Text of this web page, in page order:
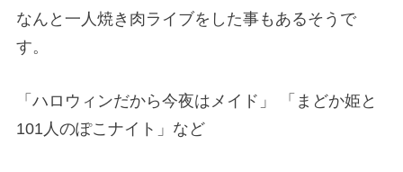
なんと一人焼き肉ライブをした事もあるそうで
す。
「ハロウィンだから今夜はメイド」 「まどか姫と
101人のぽこナイト」など